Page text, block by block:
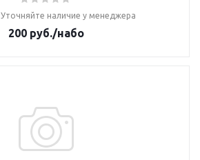
Уточняйте наличие у менеджера
200руб./набо